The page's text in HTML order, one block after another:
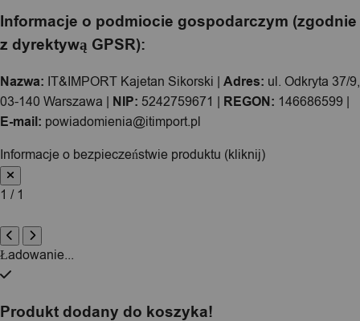
Informacje o podmiocie gospodarczym (zgodnie
z dyrektywą GPSR):
Nazwa: IT&IMPORT Kajetan Sikorski | Adres: ul. Odkryta 37/9,
03-140 Warszawa | NIP: 5242759671 | REGON: 146686599 |
E-mail: powiadomienia@itimport.pl
Informacje o bezpieczeństwie produktu (kliknij)
1 / 1
Ładowanie...
Produkt dodany do koszyka!